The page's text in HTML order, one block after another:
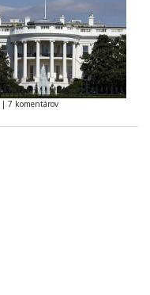
| 7 komentárov